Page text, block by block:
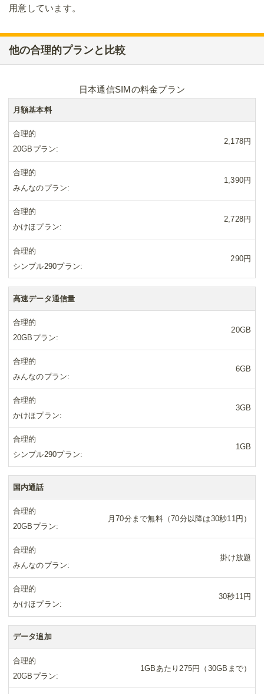
用意しています。
他の合理的プランと比較
日本通信SIMの料金プラン
月額基本料
合理的
20GBプラン
2,178円
合理的
みんなのプラン
1,390円
合理的
かけほプラン
2,728円
合理的
シンプル290プラン
290円
高速データ通信量
合理的
20GBプラン
20GB
合理的
みんなのプラン
6GB
合理的
かけほプラン
3GB
合理的
シンプル290プラン
1GB
国内通話
合理的
20GBプラン
月70分まで無料（70分以降は30秒11円）
合理的
みんなのプラン
掛け放題
合理的
かけほプラン
30秒11円
データ追加
合理的
20GBプラン
1GBあたり275円（30GBまで）